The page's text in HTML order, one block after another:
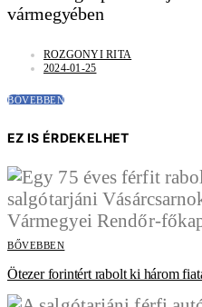
vármegyében
ROZGONYI RITA
2024-01-25
BŐVEBBEN
EZ IS ÉRDEKELHET
BŐVEBBEN
Ötezer forintért rabolt ki három